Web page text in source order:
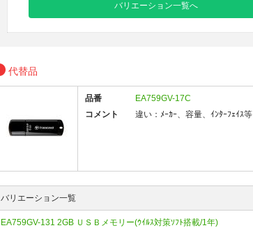
バリエーション一覧へ
代替品
品番
EA759GV-17C
コメント
違い：ﾒｰｶｰ、容量、ｲﾝﾀｰﾌｪｲｽ等
バリエーション一覧
EA759GV-131 2GB ＵＳＢメモリー(ｳｲﾙｽ対策ｿﾌﾄ搭載/1年)